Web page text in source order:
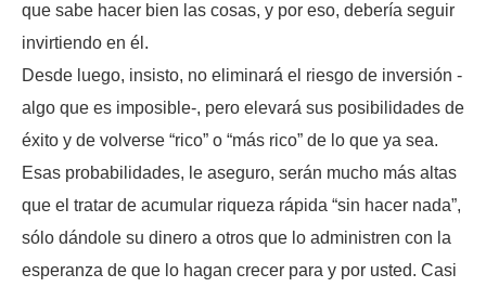
que sabe hacer bien las cosas, y por eso, debería seguir
invirtiendo en él.
Desde luego, insisto, no eliminará el riesgo de inversión -
algo que es imposible-, pero elevará sus posibilidades de
éxito y de volverse “rico” o “más rico” de lo que ya sea.
Esas probabilidades, le aseguro, serán mucho más altas
que el tratar de acumular riqueza rápida “sin hacer nada”,
sólo dándole su dinero a otros que lo administren con la
esperanza de que lo hagan crecer para y por usted. Casi